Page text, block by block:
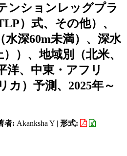
ンションレッグプラ
）式、その他）、
水深60m未満）、深水
）、地域別（北米、
洋、中東・アフリ
カ）予測、2025年～
者: Akanksha Y | 形式: